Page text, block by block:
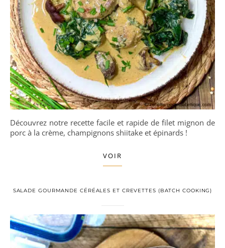
Découvrez notre recette facile et rapide de filet mignon de
porc à la crème, champignons shiitake et épinards !
VOIR
SALADE GOURMANDE CÉRÉALES ET CREVETTES (BATCH COOKING)